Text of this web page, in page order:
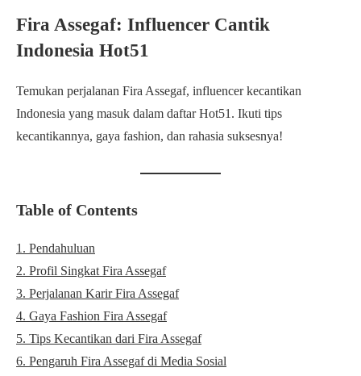
Fira Assegaf: Influencer Cantik
Indonesia Hot51
Temukan perjalanan Fira Assegaf, influencer kecantikan
Indonesia yang masuk dalam daftar Hot51. Ikuti tips
kecantikannya, gaya fashion, dan rahasia suksesnya!
Table of Contents
1. Pendahuluan
2. Profil Singkat Fira Assegaf
3. Perjalanan Karir Fira Assegaf
4. Gaya Fashion Fira Assegaf
5. Tips Kecantikan dari Fira Assegaf
6. Pengaruh Fira Assegaf di Media Sosial